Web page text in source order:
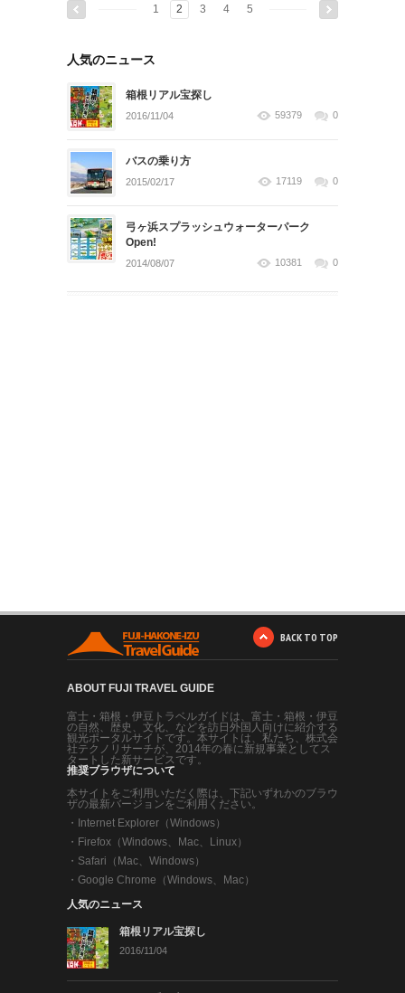
1 2 3 4 5
人気のニュース
箱根リアル宝探し
2016/11/04 59379 0
バスの乗り方
2015/02/17 17119 0
弓ヶ浜スプラッシュウォーターパーク
Open!
2014/08/07 10381 0
BACK TO TOP
ABOUT FUJI TRAVEL GUIDE
富士・箱根・伊豆トラベルガイドは、富士・箱根・伊豆
の自然、歴史、文化、などを訪日外国人向けに紹介する
観光ポータルサイトです。本サイトは、私たち、株式会
社テクノリサーチが、2014年の春に新規事業としてス
タートした新サービスです。
推奨ブラウザについて
本サイトをご利用いただく際は、下記いずれかのブラウ
ザの最新バージョンをご利用ください。
・
Internet Explorer（Windows）
・ Firefox（Windows、Mac、Linux）
・ Safari（Mac、Windows）
・ Google Chrome（Windows、Mac）
人気のニュース
箱根リアル宝探し
2016/11/04